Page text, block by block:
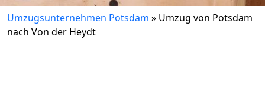
Umzugsunternehmen Potsdam » Umzug von Potsdam
nach Von der Heydt